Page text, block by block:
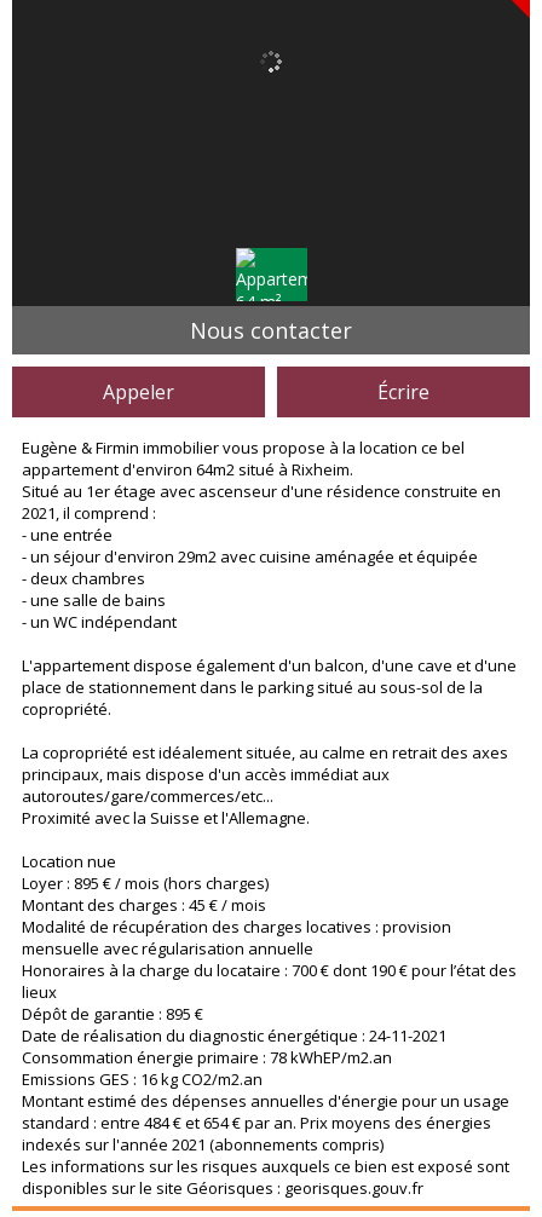
Nous contacter
Appeler Écrire
Eugène & Firmin immobilier vous propose à la location ce bel
appartement d'environ 64m2 situé à Rixheim.
Situé au 1er étage avec ascenseur d'une résidence construite en
2021, il comprend :
- une entrée
- un séjour d'environ 29m2 avec cuisine aménagée et équipée
- deux chambres
- une salle de bains
- un WC indépendant
L'appartement dispose également d'un balcon, d'une cave et d'une
place de stationnement dans le parking situé au sous-sol de la
copropriété.
La copropriété est idéalement située, au calme en retrait des axes
principaux, mais dispose d'un accès immédiat aux
autoroutes/gare/commerces/etc...
Proximité avec la Suisse et l'Allemagne.
Location nue
Loyer : 895 € / mois (hors charges)
Montant des charges : 45 € / mois
Modalité de récupération des charges locatives : provision
mensuelle avec régularisation annuelle
Honoraires à la charge du locataire : 700 € dont 190 € pour l’état des
lieux
Dépôt de garantie : 895 €
Date de réalisation du diagnostic énergétique : 24-11-2021
Consommation énergie primaire : 78 kWhEP/m2.an
Emissions GES : 16 kg CO2/m2.an
Montant estimé des dépenses annuelles d'énergie pour un usage
standard : entre 484 € et 654 € par an. Prix moyens des énergies
indexés sur l'année 2021 (abonnements compris)
Les informations sur les risques auxquels ce bien est exposé sont
disponibles sur le site Géorisques : georisques.gouv.fr